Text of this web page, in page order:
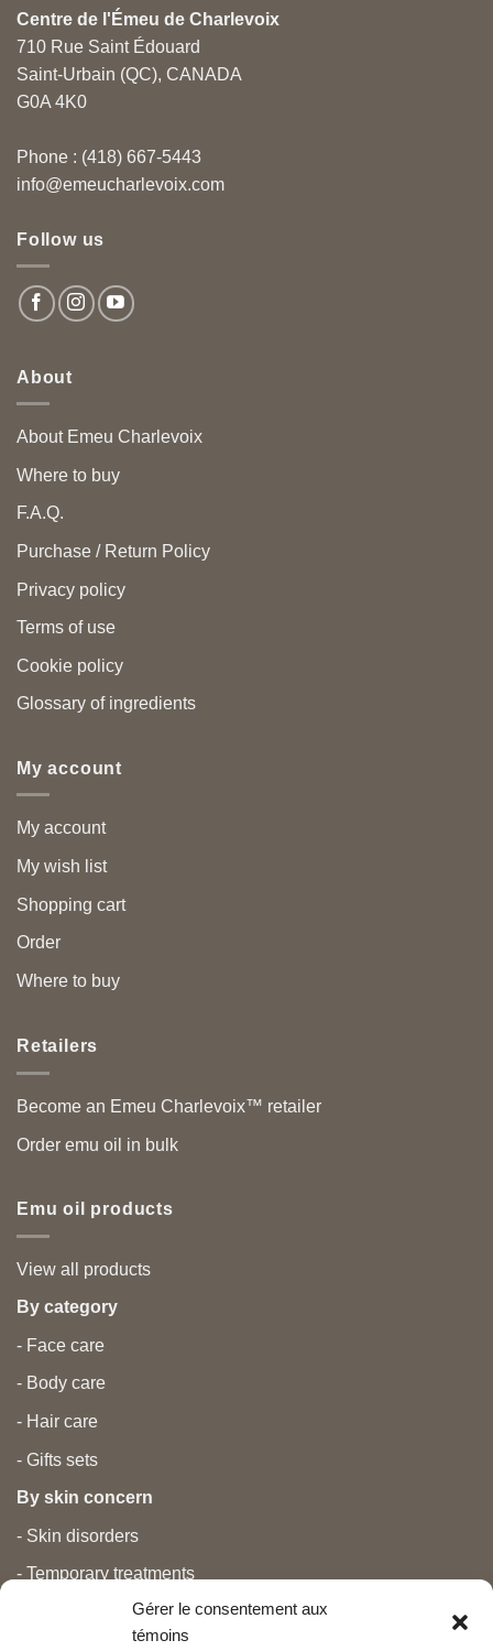
Gérer le consentement aux
témoins
Centre de l'Émeu de Charlevoix
710 Rue Saint Édouard
Saint-Urbain (QC), CANADA
G0A 4K0
Phone : (418) 667-5443
info@emeucharlevoix.com
Follow us
About
About Emeu Charlevoix
Where to buy
F.A.Q.
Purchase / Return Policy
Privacy policy
Terms of use
Cookie policy
Glossary of ingredients
My account
My account
My wish list
Shopping cart
Order
Where to buy
Retailers
Become an Emeu Charlevoix™ retailer
Order emu oil in bulk
Emu oil products
View all products
By category
- Face care
- Body care
- Hair care
- Gifts sets
By skin concern
- Skin disorders
- Temporary treatments